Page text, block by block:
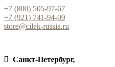
+7 (800) 505-97-67
+7 (921) 741-94-09
store@cilek-russia.ru
Санкт-Петербург,